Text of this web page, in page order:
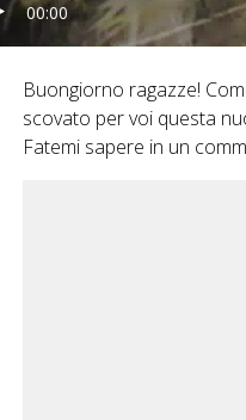
00:00
Buongiorno ragazze!
scovato per voi questa
Fatemi sapere in un